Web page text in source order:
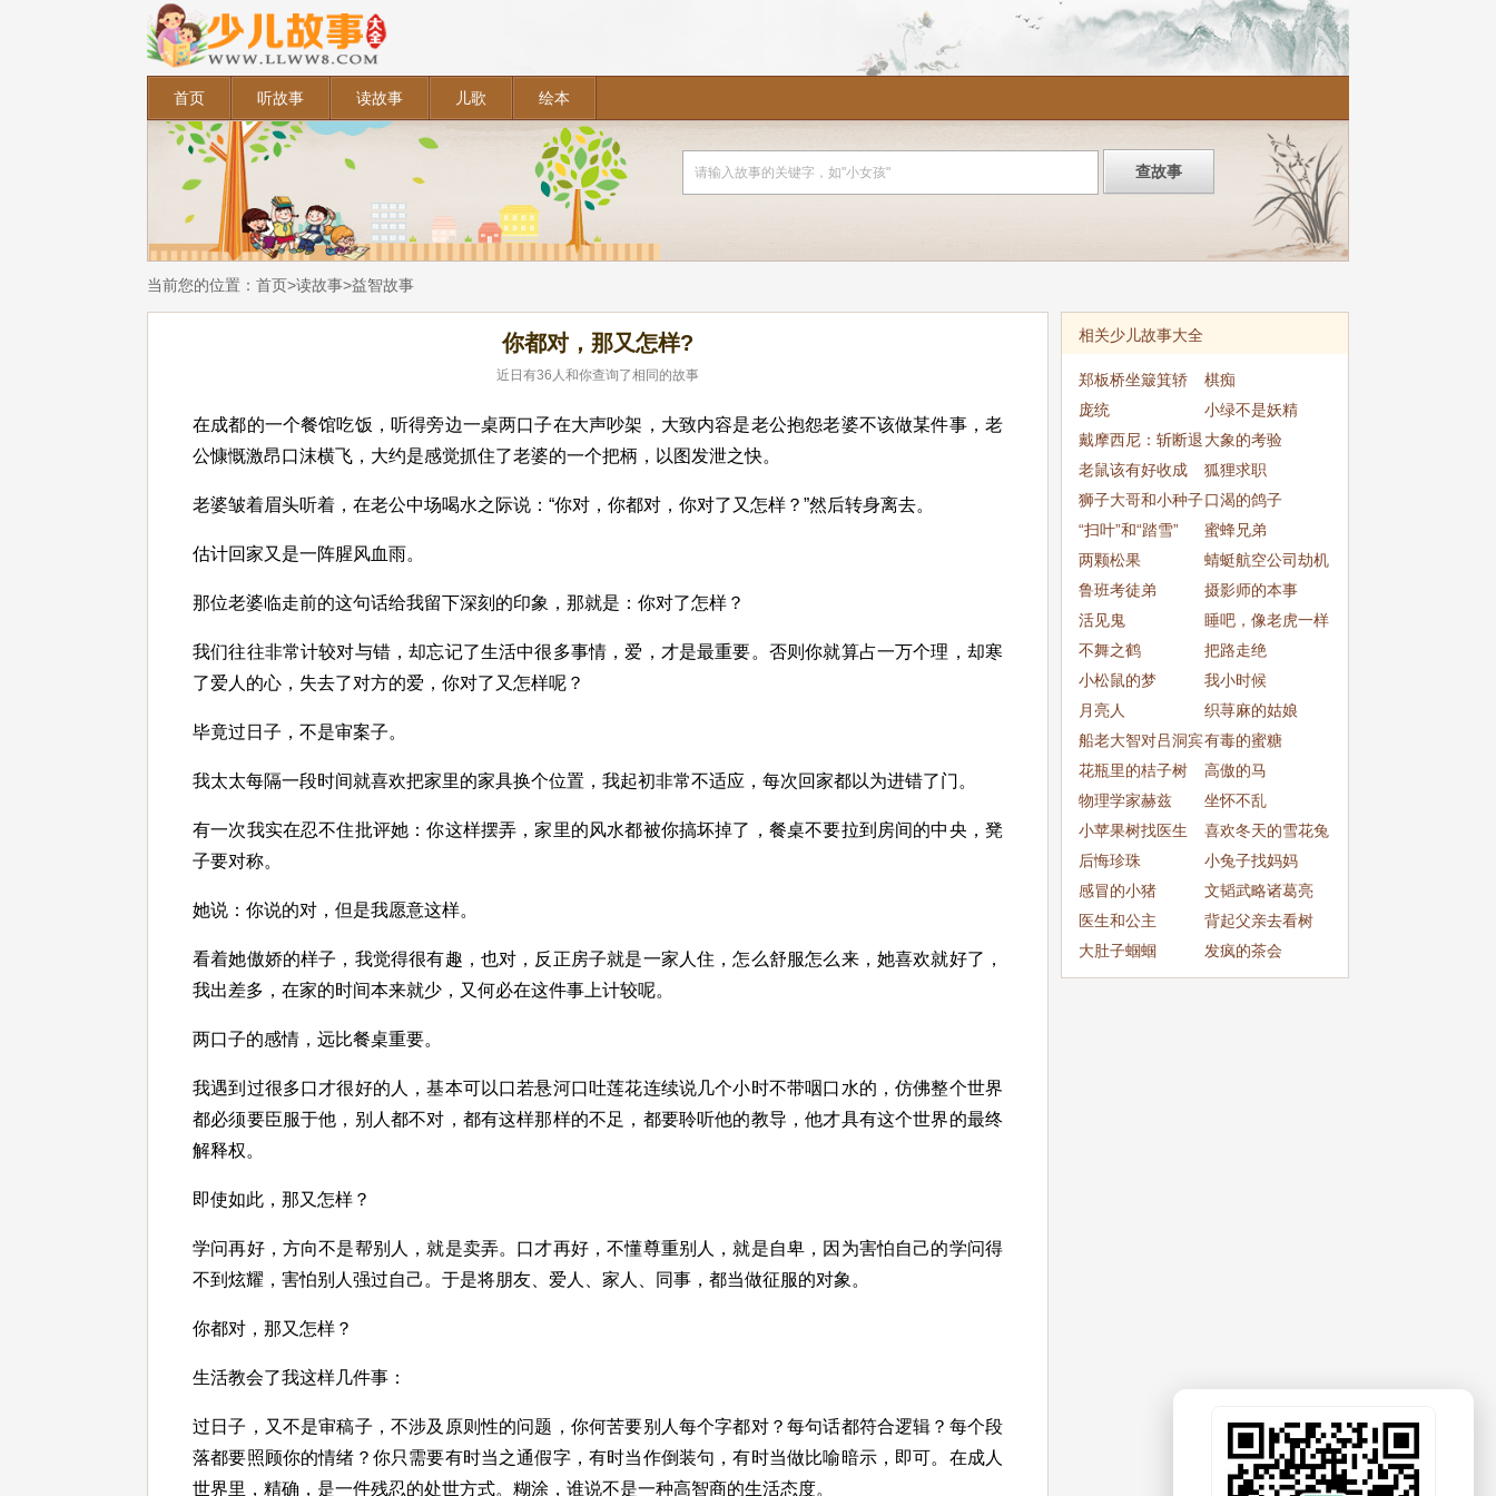
首页 听故事 读故事 儿歌 绘本
当前您的位置： 首页>读故事>益智故事
你都对，那又怎样?
近日有36 人和你查询了相同的故事
在成都的一个餐馆吃饭，听得旁边一桌两口子在大声吵架，大致内容是老公抱怨老婆不该做某件事，老
公慷慨激昂口沫横飞，大约是感觉抓住了老婆的一个把柄，以图发泄之快。
老婆皱着眉头听着，在老公中场喝水之际说：“你对，你都对，你对了又怎样？”然后转身离去。
估计回家又是一阵腥风血雨。
那位老婆临走前的这句话给我留下深刻的印象，那就是：你对了怎样？
我们往往非常计较对与错，却忘记了生活中很多事情，爱，才是最重要。否则你就算占一万个理，却寒
了爱人的心，失去了对方的爱，你对了又怎样呢？
毕竟过日子，不是审案子。
我太太每隔一段时间就喜欢把家里的家具换个位置，我起初非常不适应，每次回家都以为进错了门。
有一次我实在忍不住批评她：你这样摆弄，家里的风水都被你搞坏掉了，餐桌不要拉到房间的中央，凳
子要对称。
她说：你说的对，但是我愿意这样。
看着她傲娇的样子，我觉得很有趣，也对，反正房子就是一家人住，怎么舒服怎么来，她喜欢就好了，
我出差多，在家的时间本来就少，又何必在这件事上计较呢。
两口子的感情，远比餐桌重要。
我遇到过很多口才很好的人，基本可以口若悬河口吐莲花连续说几个小时不带咽口水的，仿佛整个世界
都必须要臣服于他，别人都不对，都有这样那样的不足，都要聆听他的教导，他才具有这个世界的最终
解释权。
即使如此，那又怎样？
学问再好，方向不是帮别人，就是卖弄。口才再好，不懂尊重别人，就是自卑，因为害怕自己的学问得
不到炫耀，害怕别人强过自己。于是将朋友、爱人、家人、同事，都当做征服的对象。
你都对，那又怎样？
生活教会了我这样几件事：
过日子，又不是审稿子，不涉及原则性的问题，你何苦要别人每个字都对？每句话都符合逻辑？每个段
落都要照顾你的情绪？你只需要有时当之通假字，有时当作倒装句，有时当做比喻暗示，即可。在成人
世界里，精确，是一件残忍的处世方式。糊涂，谁说不是一种高智商的生活态度。
相关少儿故事大全
郑板桥坐簸箕轿
棋痴
庞统
小绿不是妖精
戴摩西尼：斩断退
路
大象的考验
老鼠该有好收成
狐狸求职
狮子大哥和小种子口渴的鸽子
“扫叶”和“踏雪”
蜜蜂兄弟
两颗松果
蜻蜓航空公司劫机
事件
鲁班考徒弟
摄影师的本事
活见鬼
睡吧，像老虎一样
不舞之鹤
把路走绝
小松鼠的梦
我小时候
月亮人
织荨麻的姑娘
船老大智对吕洞宾有毒的蜜糖
花瓶里的桔子树
高傲的马
物理学家赫兹
坐怀不乱
小苹果树找医生
喜欢冬天的雪花兔
后悔珍珠
小兔子找妈妈
感冒的小猪
文韬武略诸葛亮
医生和公主
背起父亲去看树
大肚子蝈蝈
发疯的茶会